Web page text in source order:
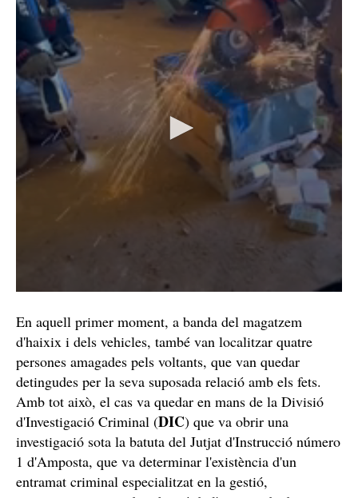
En aquell primer moment, a banda del magatzem
d'haixix i dels vehicles, també van localitzar quatre
persones amagades pels voltants, que van quedar
detingudes per la seva suposada relació amb els fets.
Amb tot això, el cas va quedar en mans de la Divisió
d'Investigació Criminal (DIC) que va obrir una
investigació sota la batuta del Jutjat d'Instrucció número
1 d'Amposta, que va determinar l'existència d'un
entramat criminal especialitzat en la gestió,